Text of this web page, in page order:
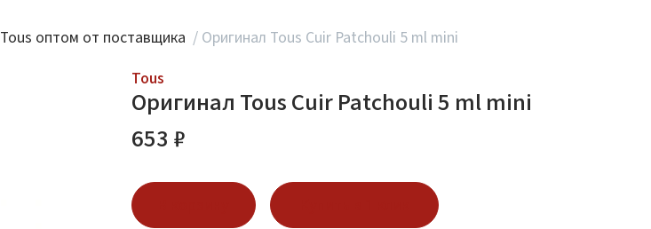
Tous оптом от поставщика / Оригинал Tous Cuir Patchouli 5 ml mini
Tous
Оригинал Tous Cuir Patchouli 5 ml mini
653 ₽